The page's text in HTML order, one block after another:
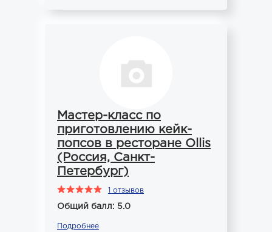
Мастер-класс по
приготовлению кейк-
попсов в ресторане Ollis
(Россия, Санкт-
Петербург)
1 отзывов
Общий балл: 5.0
Подробнее